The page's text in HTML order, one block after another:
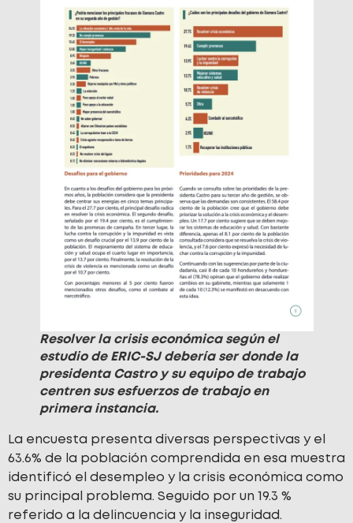
Resolver la crisis económica según el
estudio de ERIC-SJ debería ser donde la
presidenta Castro y su equipo de trabajo
centren sus esfuerzos de trabajo en
primera instancia.
La encuesta presenta diversas perspectivas y el
63.6% de la población comprendida en esa muestra
identificó el desempleo y la crisis económica como
su principal problema. Seguido por un 19.3 %
referido a la delincuencia y la inseguridad.